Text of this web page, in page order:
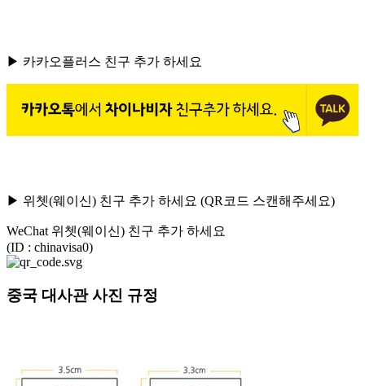
▶ 카카오플러스 친구 추가 하세요
▶ 위쳇(웨이신) 친구 추가 하세요 (QR코드 스캔해주세요)
WeChat 위쳇(웨이신) 친구 추가 하세요
(ID : chinavisa0)
중국 대사관 사진 규정